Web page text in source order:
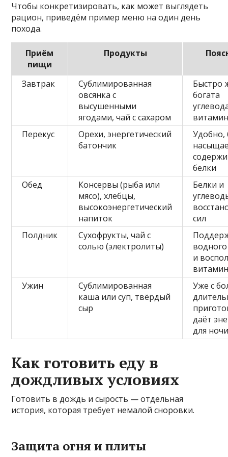
Чтобы конкретизировать, как может выглядеть
рацион, приведём пример меню на один день
похода.
Приём
пищи
Продукты
Завтрак
Сублимированная
овсянка с
высушенными
ягодами, чай с сахаром
Быстро
богата
Перекус
Орехи, энергетический
батончик
Удобно,
белки
Обед
Консервы (рыба или
мясо), хлебцы,
высокоэнергетический
напиток
Белки и
сил
Полдник
Сухофрукты, чай с
солью (электролиты)
и
Ужин
Сублимированная
каша или суп, твёрдый
сыр
Уже с
даёт
для
Как готовить еду в
дождливых условиях
Готовить в дождь и сырость — отдельная
история, которая требует немалой сноровки.
Защита огня и плиты